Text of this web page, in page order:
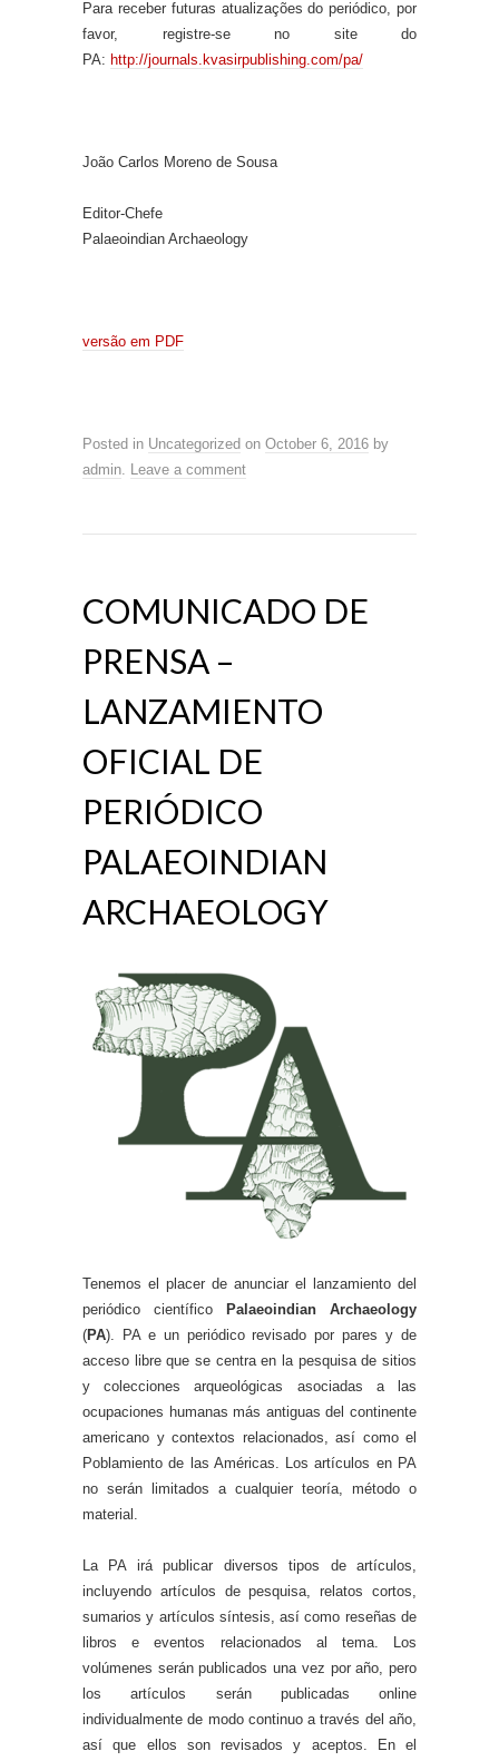
Para receber futuras atualizações do periódico, por
favor, registre-se no site do
PA: http://journals.kvasirpublishing.com/pa/
João Carlos Moreno de Sousa
Editor-Chefe
Palaeoindian Archaeology
versão em PDF
Posted in Uncategorized on October 6, 2016 by
admin. Leave a comment
COMUNICADO DE
PRENSA –
LANZAMIENTO
OFICIAL DE
PERIÓDICO
PALAEOINDIAN
ARCHAEOLOGY
Tenemos el placer de anunciar el lanzamiento del
periódico científico
Palaeoindian Archaeology
(PA). PA e un periódico revisado por pares y de
acceso libre que se centra en la pesquisa de sitios
y colecciones arqueológicas asociadas a las
ocupaciones humanas más antiguas del continente
americano y contextos relacionados, así como el
Poblamiento de las Américas. Los artículos en PA
no serán limitados a cualquier teoría, método o
material.
La PA irá publicar diversos tipos de artículos,
incluyendo artículos de pesquisa, relatos cortos,
sumarios y artículos síntesis, así como reseñas de
libros e eventos relacionados al tema. Los
volúmenes serán publicados una vez por año, pero
los artículos serán publicadas online
individualmente de modo continuo a través del año,
así que ellos son revisados y aceptos. En el